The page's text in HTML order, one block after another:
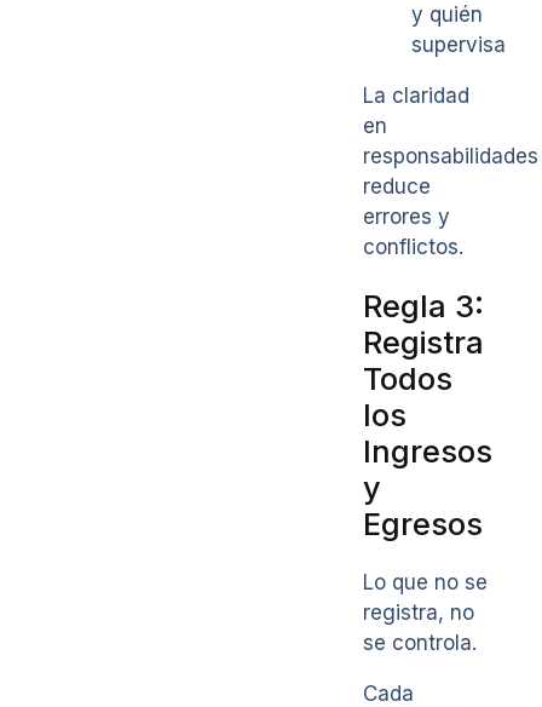
y quién
supervisa
La claridad
en
responsabilidades
reduce
errores y
conflictos.
Regla 3:
Registra
Todos
los
Ingresos
y
Egresos
Lo que no se
registra, no
se controla.
Cada